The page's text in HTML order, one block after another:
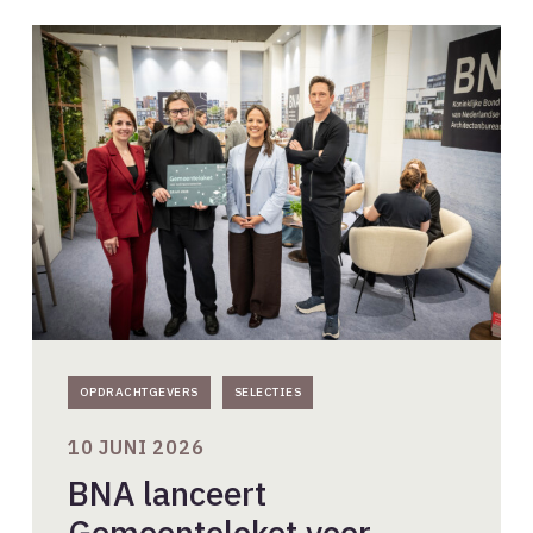
OPDRACHTGEVERS SELECTIES
BNA
lanceert
Gemeenteloket
voor
Architectenselecties
BNA lanceert
10 JUNI 2026